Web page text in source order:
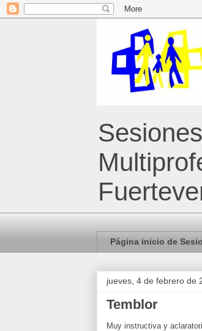
Página inicio de
jueves, 4 de febrero de
Temblor
Muy instructiva y